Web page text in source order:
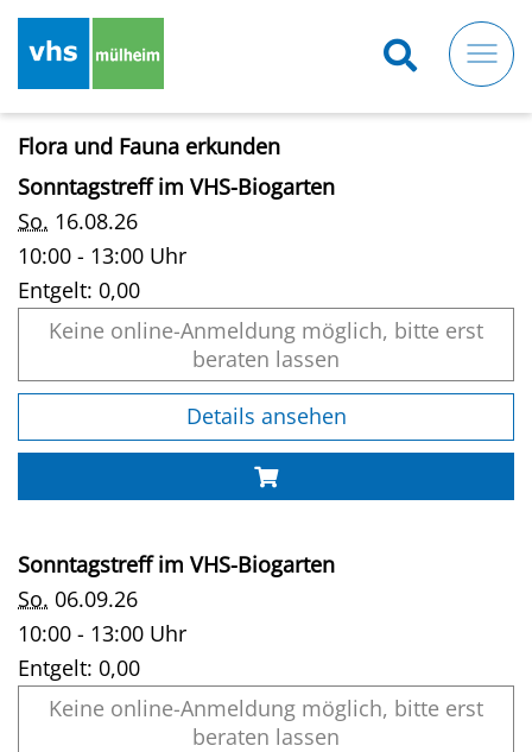
Flora und Fauna erkunden
Sonntagstreff im VHS-Biogarten
So. 16.08.26
10:00 - 13:00 Uhr
Entgelt: 0,00
Keine online-Anmeldung möglich, bitte erst
beraten lassen
Details ansehen
Sonntagstreff im VHS-Biogarten
So. 06.09.26
10:00 - 13:00 Uhr
Entgelt: 0,00
Keine online-Anmeldung möglich, bitte erst
beraten lassen